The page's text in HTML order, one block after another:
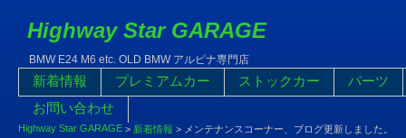
Highway Star GARAGE
BMW E24 M6 etc. OLD BMW アルピナ専門店
新着情報 プレミアムカー ストックカー
パーツ
お問い合わせ
Highway Star GARAGE > 新着情報 > メンテナンスコーナー、ブログ更新しました。